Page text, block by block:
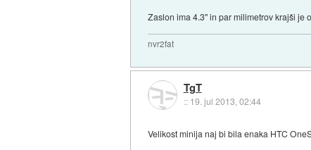
Zaslon ima 4.3" in par milimetrov krajši je
nvr2fat
TgT
:: 19. jul 2013, 02:44
Velikost minija naj bi bila enaka HTC